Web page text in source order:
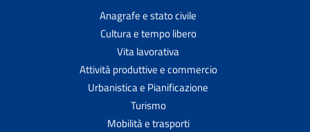
Anagrafe e stato civile
Cultura e tempo libero
Vita lavorativa
Attività produttive e commercio
Urbanistica e Pianificazione
Turismo
Mobilità e trasporti